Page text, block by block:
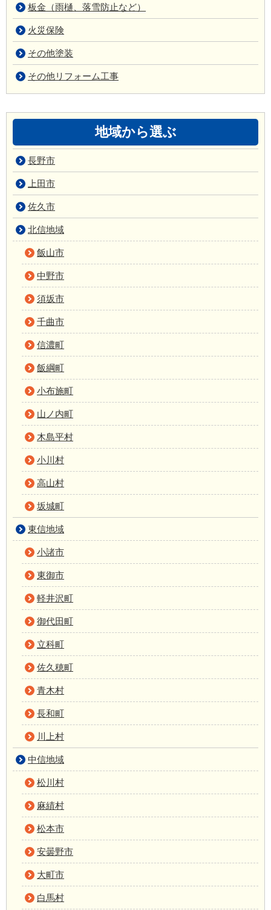
板金（雨樋、落雪防止など）
火災保険
その他塗装
その他リフォーム工事
地域から選ぶ
長野市
上田市
佐久市
北信地域
飯山市
中野市
須坂市
千曲市
信濃町
飯綱町
小布施町
山ノ内町
木島平村
小川村
高山村
坂城町
東信地域
小諸市
東御市
軽井沢町
御代田町
立科町
佐久穂町
青木村
長和町
川上村
中信地域
松川村
麻績村
松本市
安曇野市
大町市
白馬村